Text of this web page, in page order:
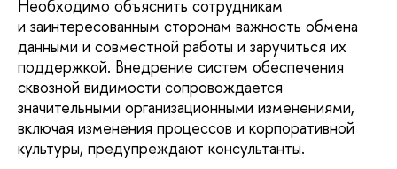
Необходимо объяснить сотрудникам
и заинтересованным сторонам важность обмена
данными и совместной работы и заручиться их
поддержкой. Внедрение систем обеспечения
сквозной видимости сопровождается
значительными организационными изменениями,
включая изменения процессов и корпоративной
культуры, предупреждают консультанты.